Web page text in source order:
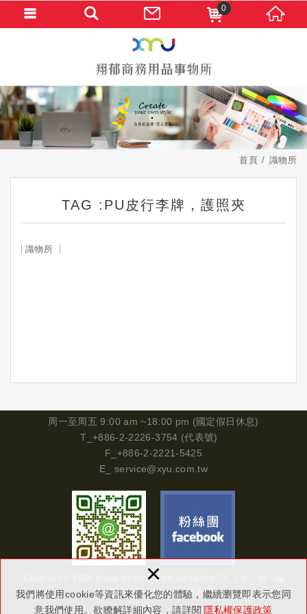
我們將使用cookie等資訊來優化您的體驗，繼續瀏覽即表示您同
意我們使用。欲瞭解詳細內容，請詳閱 隱私權保護政策
×
首頁 識物所
TAG :PU皮行李牌，護照夾
識物所
周一至周五 9:00 am ~18:00 pm (國定假日休息)
T_+886-2-2226-3754 (代表號)
F_+886-2-2221-5425
E_ service@xyu.com.tw
Copyright © 2024 Xiang Yu Integrated Marketing Co., Ltd.．
號29134302 網頁設計 : 多米諾
0